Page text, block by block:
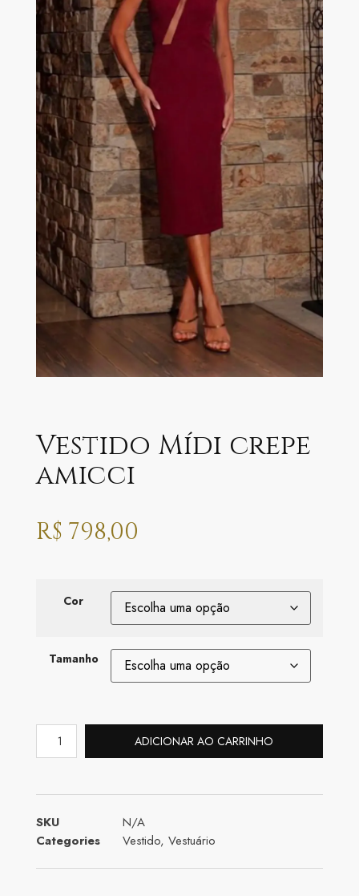
Vestido Mídi crepe
amicci
R$ 798,00
Cor
Tamanho
ADICIONAR AO CARRINHO
SKU
N/A
Categories
Vestido, Vestuário